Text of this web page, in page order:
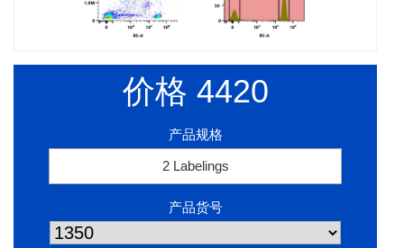
价格 4420
产品规格
2 Labelings
产品货号